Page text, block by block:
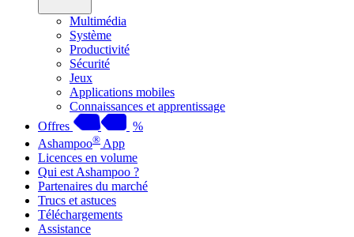
Multimédia
Système
Productivité
Sécurité
Jeux
Applications mobiles
Connaissances et apprentissage
Offres
%
Ashampoo® App
Licences en volume
Qui est Ashampoo ?
Partenaires du marché
Trucs et astuces
Téléchargements
Assistance